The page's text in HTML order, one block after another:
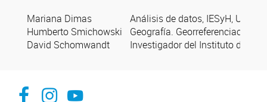
Mariana Dimas
Análisis de datos, IESyH,
Humberto Smichowski
Geografía. Georreferenciación,
David Schomwandt
Investigador del Instituto de
Instituto de Estudios Sociales y Humanos -IESyH-
iesyhInstituto de Estudios Sociales y Humanos IESyH